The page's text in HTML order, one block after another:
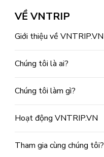
bài
viết
VỀ VNTRIP
Giới thiệu về VNTRIP.VN
Chúng tôi là ai?
Chúng tôi làm gì?
Hoạt động VNTRIP.VN
Tham gia cùng chúng tôi?